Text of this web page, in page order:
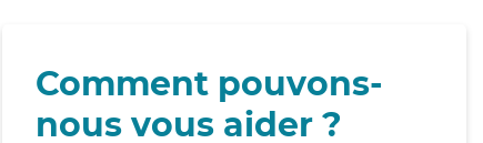
Comment pouvons-
nous vous aider ?